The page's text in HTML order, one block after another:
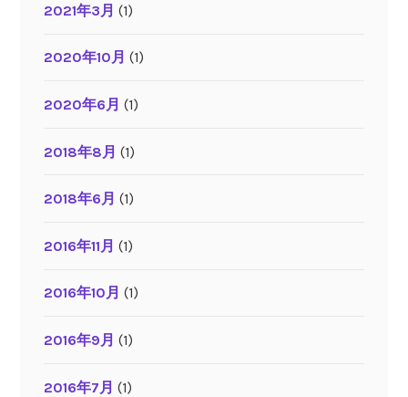
2021年3月 (1)
2020年10月 (1)
2020年6月 (1)
2018年8月 (1)
2018年6月 (1)
2016年11月 (1)
2016年10月 (1)
2016年9月 (1)
2016年7月 (1)